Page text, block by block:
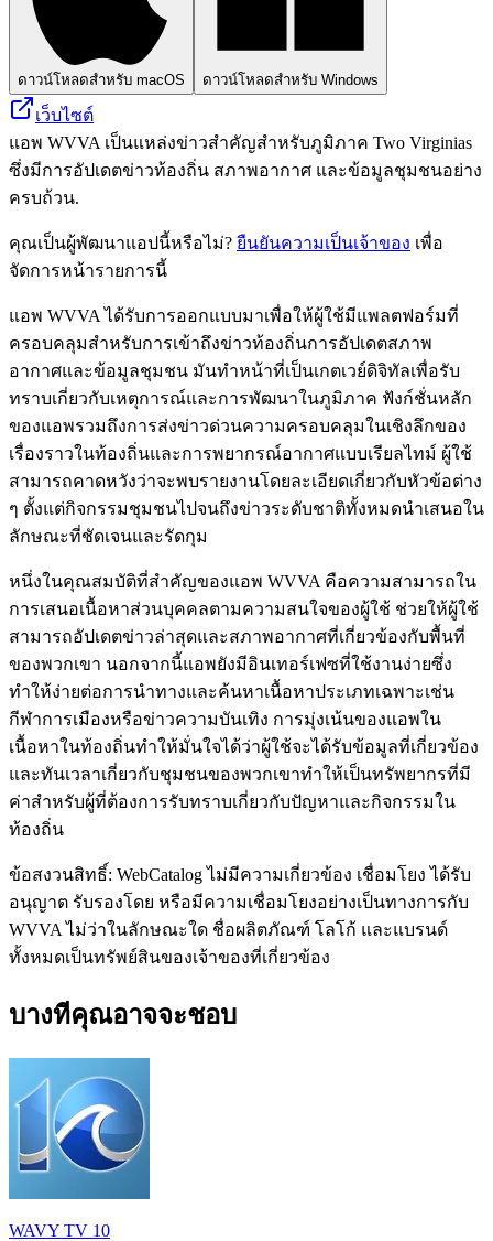
ดาวน์โหลดสำหรับ macOS ดาวน์โหลดสำหรับ Windows
เว็บไซต์
แอพ WVVA เป็นแหล่งข่าวสำคัญสำหรับภูมิภาค Two Virginias
ซึ่งมีการอัปเดตข่าวท้องถิ่น สภาพอากาศ และข้อมูลชุมชนอย่าง
ครบถ้วน.
คุณเป็นผู้พัฒนาแอปนี้หรือไม่? ยืนยันความเป็นเจ้าของ เพื่อ
จัดการหน้ารายการนี้
แอพ WVVA ได้รับการออกแบบมาเพื่อให้ผู้ใช้มีแพลตฟอร์มที่
ครอบคลุมสำหรับการเข้าถึงข่าวท้องถิ่นการอัปเดตสภาพ
อากาศและข้อมูลชุมชน มันทำหน้าที่เป็นเกตเวย์ดิจิทัลเพื่อรับ
ทราบเกี่ยวกับเหตุการณ์และการพัฒนาในภูมิภาค ฟังก์ชั่นหลัก
ของแอพรวมถึงการส่งข่าวด่วนความครอบคลุมในเชิงลึกของ
เรื่องราวในท้องถิ่นและการพยากรณ์อากาศแบบเรียลไทม์ ผู้ใช้
สามารถคาดหวังว่าจะพบรายงานโดยละเอียดเกี่ยวกับหัวข้อต่าง
ๆ ตั้งแต่กิจกรรมชุมชนไปจนถึงข่าวระดับชาติทั้งหมดนำเสนอใน
ลักษณะที่ชัดเจนและรัดกุม
หนึ่งในคุณสมบัติที่สำคัญของแอพ WVVA คือความสามารถใน
การเสนอเนื้อหาส่วนบุคคลตามความสนใจของผู้ใช้ ช่วยให้ผู้ใช้
สามารถอัปเดตข่าวล่าสุดและสภาพอากาศที่เกี่ยวข้องกับพื้นที่
ของพวกเขา นอกจากนี้แอพยังมีอินเทอร์เฟซที่ใช้งานง่ายซึ่ง
ทำให้ง่ายต่อการนำทางและค้นหาเนื้อหาประเภทเฉพาะเช่น
กีฬาการเมืองหรือข่าวความบันเทิง การมุ่งเน้นของแอพใน
เนื้อหาในท้องถิ่นทำให้มั่นใจได้ว่าผู้ใช้จะได้รับข้อมูลที่เกี่ยวข้อง
และทันเวลาเกี่ยวกับชุมชนของพวกเขาทำให้เป็นทรัพยากรที่มี
ค่าสำหรับผู้ที่ต้องการรับทราบเกี่ยวกับปัญหาและกิจกรรมใน
ท้องถิ่น
ข้อสงวนสิทธิ์: WebCatalog ไม่มีความเกี่ยวข้อง เชื่อมโยง ได้รับ
อนุญาต รับรองโดย หรือมีความเชื่อมโยงอย่างเป็นทางการกับ
WVVA ไม่ว่าในลักษณะใด ชื่อผลิตภัณฑ์ โลโก้ และแบรนด์
ทั้งหมดเป็นทรัพย์สินของเจ้าของที่เกี่ยวข้อง
บางทีคุณอาจจะชอบ
WAVY TV 10